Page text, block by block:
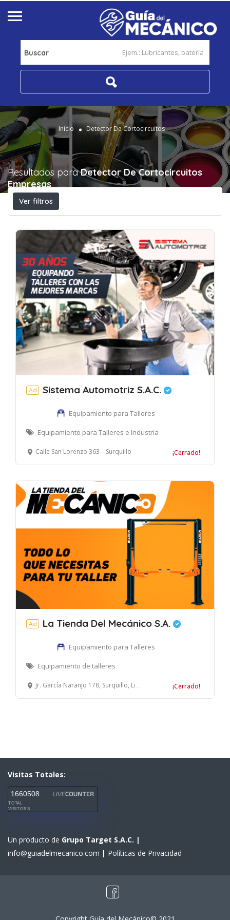
Buscar
Inicio Detector De Cortocircuitos
Resultados paraDetector De Cortocircuitos
Empresas
Ver filtros
Ad Sistema Automotriz S.A.C.
Equipamiento para Talleres
Equipamiento para Talleres e Industria
Calle San Lorenzo 363 – Surquillo ¡Cerrado!
Ad La Tienda Del Mecánico S.A.
Equipamiento para Talleres
Equipamiento de talleres
Jr. García Naranjo 178, Surquillo, Lima, Perú ¡Cerrado!
Visitas Totales:
1660508
TOTAL
VISITORS
Un producto de Grupo Target S.A.C. |
info@guiadelmecanico.com | Políticas de Privacidad